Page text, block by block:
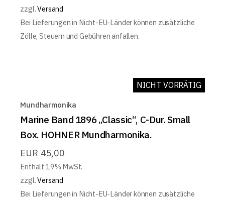
zzgl.Versand
Bei Lieferungen in Nicht-EU-Länder können zusätzliche
Zölle, Steuern und Gebühren anfallen.
NICHT VORRÄTIG
Mundharmonika
Marine Band 1896 „Classic“, C-Dur. Small
Box. HOHNER Mundharmonika.
EUR 45,00
Enthält 19% MwSt.
zzgl.Versand
Bei Lieferungen in Nicht-EU-Länder können zusätzliche